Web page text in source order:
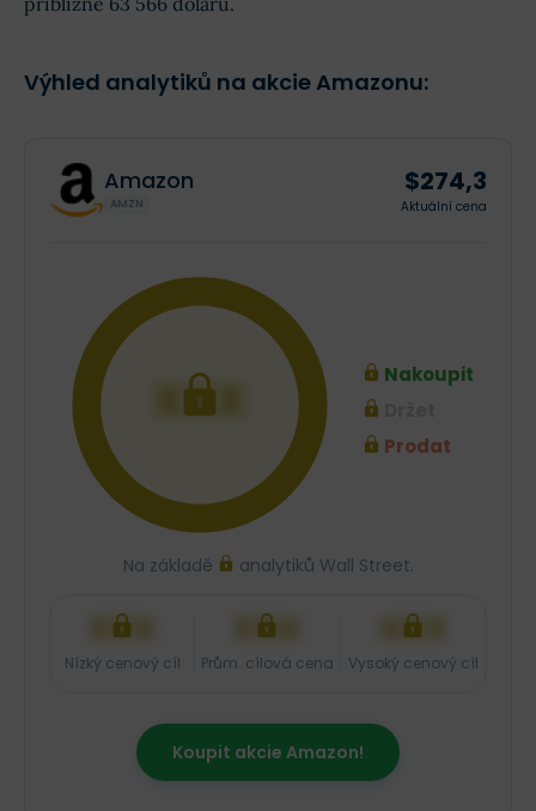
Výhled analytiků na akcie Amazonu:
Amazon
AMZN
$274,3
Aktuální cena
XXX
Nakoupit
Prodat
Na základě analytiků Wall Street.
XXX
Nízký cenový cíl
XXX
Prům. cílová cena
XXX
Vysoký cenový cíl
Koupit akcie Amazon!